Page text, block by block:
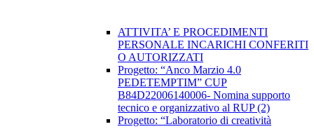
ATTIVITA’ E PROCEDIMENTI
PERSONALE INCARICHI CONFERITI
O AUTORIZZATI
Progetto: “Anco Marzio 4.0
PEDETEMPTIM” CUP
B84D22006140006- Nomina supporto
tecnico e organizzativo al RUP (2)
Progetto: “Laboratorio di creatività